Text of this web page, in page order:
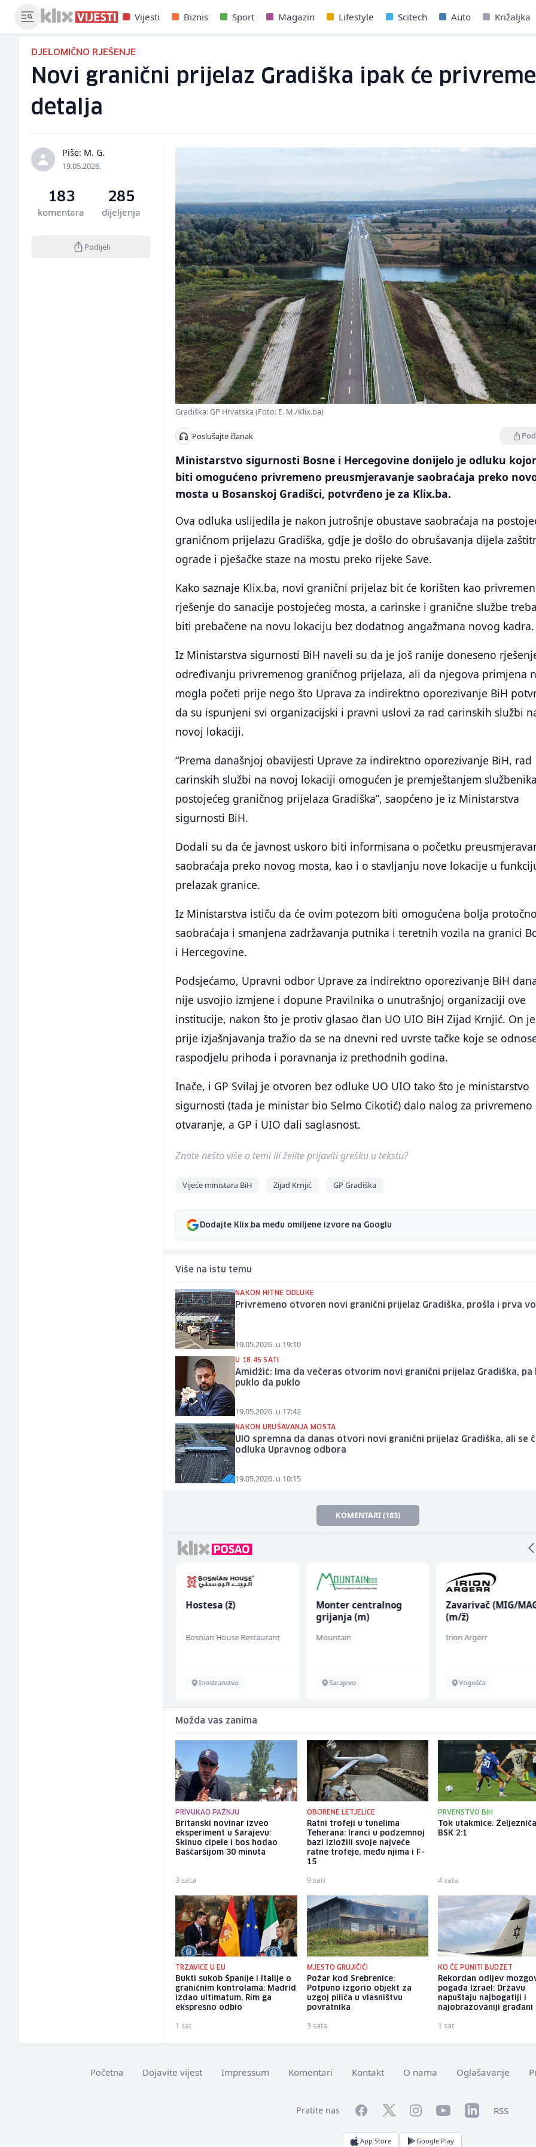
Vijesti Biznis Sport Magazin Lifestyle Scitech Auto Križaljka
DJELOMIČNO RJEŠENJE
Novi granični prijelaz Gradiška ipak će
detalja
Piše: M. G.
19.05.2026.
183
komentara
285
dijeljenja
Podijeli
Gradiška: GP Hrvatska (Foto: E. M./Klix.ba)
Poslušajte članak
Ministarstvo sigurnosti Bosne i Hercegovine donijelo je odluku
biti omogućeno privremeno preusmjeravanje saobraćaja preko
mosta u Bosanskoj Gradišci, potvrđeno je za Klix.ba.
Ova odluka uslijedila je nakon jutrošnje obustave saobraćaja na
graničnom prijelazu Gradiška, gdje je došlo do obrušavanja dijela
ograde i pješačke staze na mostu preko rijeke Save.
Kako saznaje Klix.ba, novi granični prijelaz bit će korišten kao
rješenje do sanacije postojećeg mosta, a carinske i granične službe
biti prebačene na novu lokaciju bez dodatnog angažmana novog kadra.
Iz Ministarstva sigurnosti BiH naveli su da je još ranije doneseno
određivanju privremenog graničnog prijelaza, ali da njegova primjena
mogla početi prije nego što Uprava za indirektno oporezivanje BiH
da su ispunjeni svi organizacijski i pravni uslovi za rad carinskih službi
novoj lokaciji.
“Prema današnjoj obavijesti Uprave za indirektno oporezivanje BiH, rad
carinskih službi na novoj lokaciji omogućen je premještanjem
postojećeg graničnog prijelaza Gradiška”, saopćeno je iz Ministarstva
sigurnosti BiH.
Dodali su da će javnost uskoro biti informisana o početku
saobraćaja preko novog mosta, kao i o stavljanju nove lokacije u
prelazak granice.
Iz Ministarstva ističu da će ovim potezom biti omogućena bolja
saobraćaja i smanjena zadržavanja putnika i teretnih vozila na granici
i Hercegovine.
Podsjećamo, Upravni odbor Uprave za indirektno oporezivanje BiH
nije usvojio izmjene i dopune Pravilnika o unutrašnjoj organizaciji ove
institucije, nakon što je protiv glasao član UO UIO BiH Zijad Krnjić. On je
prije izjašnjavanja tražio da se na dnevni red uvrste tačke koje se
raspodjelu prihoda i poravnanja iz prethodnih godina.
Inače, i GP Svilaj je otvoren bez odluke UO UIO tako što je ministarstvo
sigurnosti (tada je ministar bio Selmo Cikotić) dalo nalog za privremeno
otvaranje, a GP i UIO dali saglasnost.
Znate nešto više o temi ili želite prijaviti grešku u tekstu?
Vijeće ministara BiH Zijad Krnjić GP Gradiška
Dodajte Klix.ba među omiljene izvore na Googlu
Više na istu temu
NAKON HITNE ODLUKE
Privremeno otvoren novi granični prijelaz Gradiška, prošla i prva
19.05.2026. u 19:10
U 18.45 SATI
Amidžić: Ima da večeras otvorim novi granični prijelaz Gradiška, pa
puklo da puklo
19.05.2026. u 17:42
NAKON URUŠAVANJA MOSTA
UIO spremna da danas otvori novi granični prijelaz Gradiška, ali se
odluka Upravnog odbora
19.05.2026. u 10:15
KOMENTARI (183)
Hostesa (ž)
Bosnian House Restaurant
Inostranstvo
Monter centralnog
grijanja (m)
Mountain
Sarajevo
Zavarivač (MIG/
(m/ž)
Irion Argerr
Vogošća
Možda vas zanima
PRIVUKAO PAŽNJU
Britanski novinar izveo
eksperiment u Sarajevu:
Skinuo cipele i bos hodao
Baščaršijom 30 minuta
3 sata
OBORENE LETJELICE
Ratni trofeji u tunelima
Teherana: Iranci u podzemnoj
bazi izložili svoje najveće
ratne trofeje, među njima i F-
15
9 sati
PRVENSTVO BIH
Tok utakmice:
BSK 2:1
4 sata
TRZAVICE U EU
Bukti sukob Španije i Italije o
graničnim kontrolama: Madrid
izdao ultimatum, Rim ga
ekspresno odbio
1 sat
MJESTO GRUJIČIĆI
Požar kod Srebrenice:
Potpuno izgorio objekt za
uzgoj pilića u vlasništvu
povratnika
3 sata
KO ĆE PUNITI BUDŽET
Rekordan odljev
pogađa Izrael: Državu
napuštaju najbogatiji i
najobrazovaniji građani
1 sat
Početna Dojavite vijest Impressum Komentari Kontakt O nama Oglašavanje
Pratite nas FacebookTwitterInstagramYouTubeLinkedInRSS
App Store Google Play